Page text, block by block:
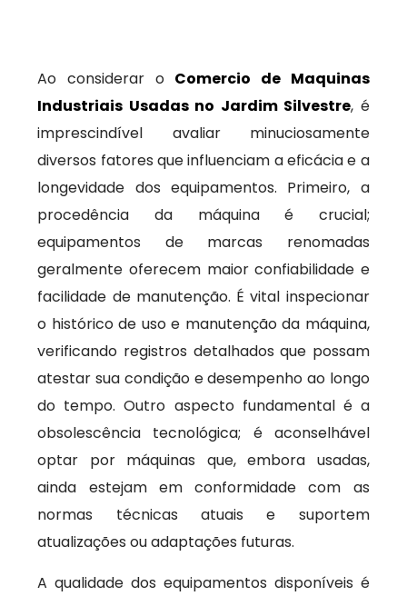
Ao considerar o Comercio de Maquinas
Industriais Usadas no Jardim Silvestre, é
imprescindível avaliar minuciosamente
diversos fatores que influenciam a eficácia e a
longevidade dos equipamentos. Primeiro, a
procedência da máquina é crucial;
equipamentos de marcas renomadas
geralmente oferecem maior confiabilidade e
facilidade de manutenção. É vital inspecionar
o histórico de uso e manutenção da máquina,
verificando registros detalhados que possam
atestar sua condição e desempenho ao longo
do tempo. Outro aspecto fundamental é a
obsolescência tecnológica; é aconselhável
optar por máquinas que, embora usadas,
ainda estejam em conformidade com as
normas técnicas atuais e suportem
atualizações ou adaptações futuras.
A qualidade dos equipamentos disponíveis é